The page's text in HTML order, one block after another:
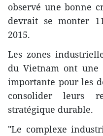
observé une bonne
devrait se monter
2015.
Les zones
du Vietnam ont une
importante pour les
consolider leurs
stratégique durable.
"Le complexe